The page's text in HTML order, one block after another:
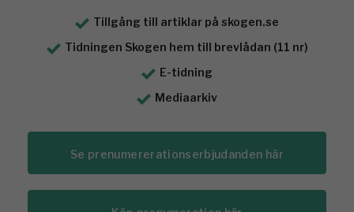
Tillgång till artiklar på skogen.se
Tidningen Skogen hem till brevlådan (11 nr)
E-tidning
Mediaarkiv
Se prenumererationserbjudanden här